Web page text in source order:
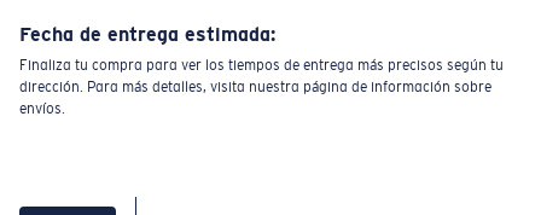
Fecha de entrega estimada:
Finaliza tu compra para ver los tiempos de entrega más precisos según tu
dirección. Para más detalles, visita nuestra página de información sobre
envíos.